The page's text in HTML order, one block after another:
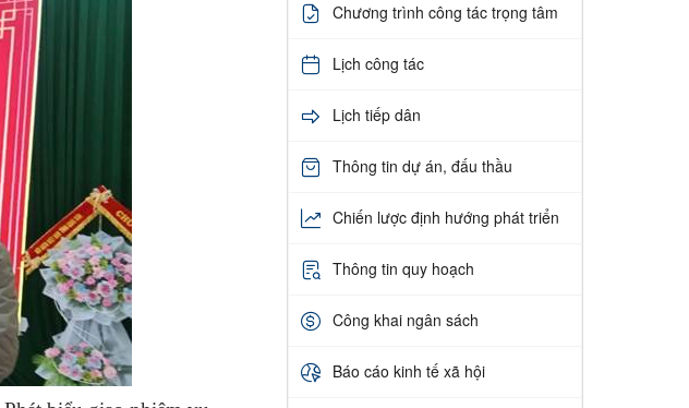
Chương trình công tác trọng tâm
Lịch công tác
Lịch tiếp dân
Thông tin dự án, đấu thầu
Chiến lược định hướng phát triển
Thông tin quy hoạch
Công khai ngân sách
Báo cáo kinh tế xã hội